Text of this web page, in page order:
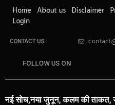
Home About us Disclaimer
Login
CONTACT US
FOLLOW US ON
नई सोच,नया जुनून, कलम की ताकत,